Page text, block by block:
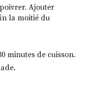
Ajouter
la moitié du
minutes de cuisson.